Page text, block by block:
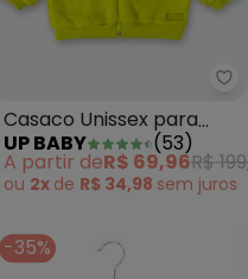
- Blusão em
Casaco Unissex para
Bebê Amarelo
UP BABY (53)
A partir deR$ 69,96R$
ou 2x de R$ 34,98 sem juros
-35%